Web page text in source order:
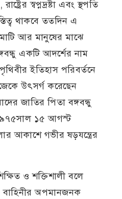
স্বপ্নদ্রষ্টা এবং স্থপতি
থাকবে ততদিন এ
আর মানুষের মাঝে
একটি আদর্শের নাম
ইতিহাস পরিবর্তনে
উৎসর্গ করেছেন
জাতির পিতা বঙ্গবন্ধু
১৫ আগস্ট
আকাশে গভীর ষড়যন্ত্রের
ও শক্তিশালী বলে
বাহিনীর অপমানজনক